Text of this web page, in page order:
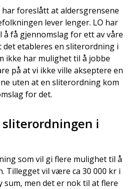
foreslått at aldersgrensene
lever lenger. LO har
få gjennomslag for ett av våre
etableres en sliterordning i
ikke har mulighet til å jobbe
på at vi ikke ville akseptere en
uten at en sliterordning kom
for det.
sliterordningen i
som vil gi flere mulighet til å
Tillegget vil være ca 30 000 kr i
sum, men det er nok til at flere